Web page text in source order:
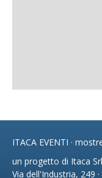
ITACA EVENTI ·
un progetto di Itaca Srl
Via dell'Industria, 249